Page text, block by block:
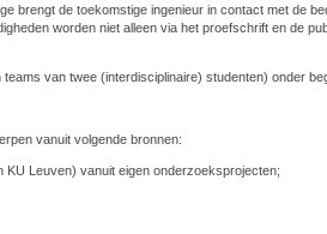
de toekomstige ingenieur in contact met de
worden niet alleen via het proefschrift en de
van twee (interdisciplinaire) studenten) onder
vanuit volgende bronnen:
Leuven) vanuit eigen onderzoeksprojecten;